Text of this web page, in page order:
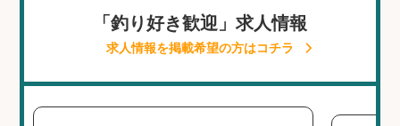
「釣り好き歓迎」求人情報
求人情報を掲載希望の方はコチラ